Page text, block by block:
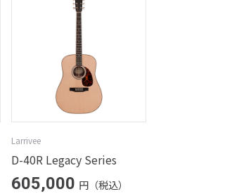
Larrivee
D-40R Legacy Series
605,000 円（税込）